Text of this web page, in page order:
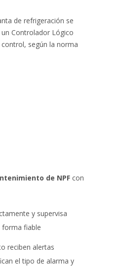
de refrigeración se
Controlador Lógico
según la norma
de NPFcon
y supervisa
forma fiable
reciben alertas
el tipo de alarma y